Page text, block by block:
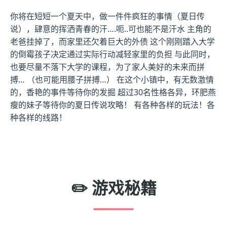
你将在短短一个夏天中，做一件件疯狂的事情（夏日传
说），肆意的挥洒青春的汗….呃..可也能不是汗水 主角的
老爸挂掉了，而家里还欠着巨大的外债 这个刚刚踏入大学
的倒霉孩子决定通过实际行动减轻家里的负担 与此同时，
也要尽量不落下大学的课程，为了家人美好的未来而拼
搏… （也可能用腰子拼搏…） 在这个小镇中，有无数激情
的，香艳的事件等待你的发掘 超过30名性格各异，环肥燕
瘦的妹子等待你的夏日传说攻略！ 有各种各样的玩法！各
种各样的线路！
✏️ 游戏秘籍